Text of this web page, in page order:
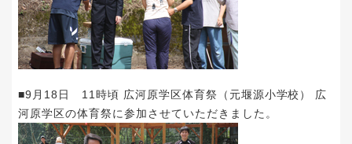
■9月18日 11時頃 広河原学区体育祭（元堰源小学校） 広
河原学区の体育祭に参加させていただきました。